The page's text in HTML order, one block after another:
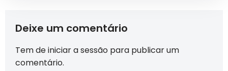
Deixe um comentário
Tem deiniciar a sessão para publicar um
comentário.